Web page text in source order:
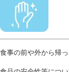
食事の前や外から帰